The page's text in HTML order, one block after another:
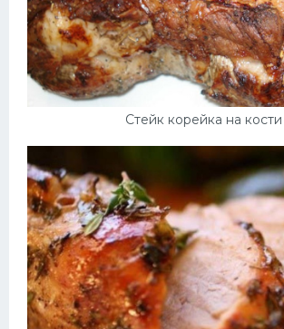
Стейк корейка на кости